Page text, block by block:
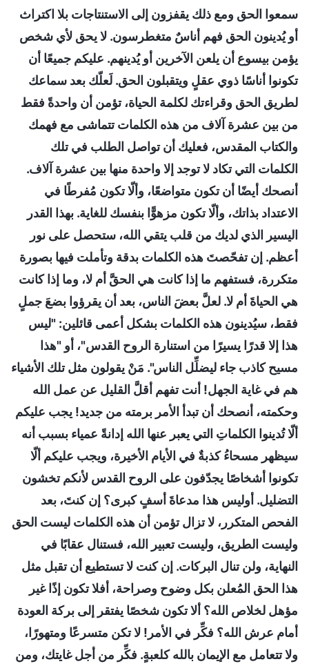
سمعوا الحق ومع ذلك يقفزون إلى الاستنتاجات بلا اكتراث
أو يُدينون الحق فهم أناسٌ متغطرسون. لا يحق لأي شخص
يؤمن بيسوع أن يلعن الآخرين أو يُدينهم. عليكم جميعًا أن
تكونوا أناسًا ذوي عقلٍ ويتقبلون الحق. لَعلّك بعد سماعك
لطريق الحق وقراءتك لكلمة الحياة، تؤمن أن واحدةً فقط
من بين عشرة آلاف من هذه الكلمات تتماشى مع فهمك
والكتاب المقدس، فعليك أن تواصل الطلب في تلك
الكلمات التي تكاد لا توجد إلا واحدة منها بين عشرة آلاف.
أنصحك أيضًا أن تكون متواضعًا، وألّا تكون مُفرطًا في
الاعتداد بذاتك، وألّا تكون مزهوًّا بنفسك للغاية. بهذا القدر
اليسير الذي لديك من قلب يتقي الله، ستحصل على نور
أعظم. إن تفحّصتَ هذه الكلمات بدقة وتأملت فيها بصورة
متكررة، فستفهم ما إذا كانت هي الحقَّ أم لا، وما إذا كانت
هي الحياةَ أم لا. لعلَّ بعضَ الناس، بعد أن يقرؤوا بضعَ جملٍ
فقط، سيُدينون هذه الكلمات بشكل أعمى قائلين: "ليس
هذا إلا قدرًا يسيرًا من استنارة الروح القدس"، أو "هذا
مسيح كاذب جاء ليضلِّل الناس". مَنْ يقولون مثل تلك الأشياء
هم في غاية الجهل! أنت تفهم أقلَّ القليل عن عمل الله
وحكمته، أنصحك أن تبدأ الأمر برمته من جديد! يجب عليكم
ألّا تُدينوا الكلماتِ التي يعبر عنها الله إدانةً عمياء بسبب أنه
سيظهر مسحاءُ كذبةٌ في الأيام الأخيرة، ويجب عليكم ألّا
تكونوا أشخاصًا يجدّفون على الروح القدس لأنكم تخشون
التضليل. أوليس هذا مدعاةَ أسفٍ كبرى؟ إن كنتَ، بعد
الفحص المتكرر، لا تزال تؤمن أن هذه الكلمات ليست الحق
وليست الطريق، وليست تعبير الله، فستنال عقابًا في
النهاية، ولن تنال البركات. إن كنت لا تستطيع أن تقبل مثل
هذا الحق المُعلن بكل وضوح وصراحة، أفلا تكون إذًا غير
مؤهل لخلاص الله؟ ألا تكون شخصًا يفتقر إلى بركة العودة
أمام عرش الله؟ فكِّر في الأمر! لا تكن متسرعًا ومتهورًا،
ولا تتعامل مع الإيمان بالله كلعبةٍ. فكِّر من أجل غايتك، ومن